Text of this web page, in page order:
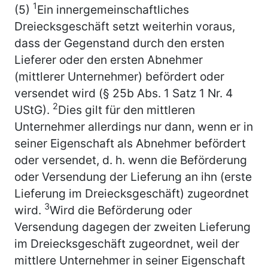
(5) 1Ein innergemeinschaftliches
Dreiecksgeschäft setzt weiterhin voraus,
dass der Gegenstand durch den ersten
Lieferer oder den ersten Abnehmer
(mittlerer Unternehmer) befördert oder
versendet wird (§ 25b Abs. 1 Satz 1 Nr. 4
UStG). 2Dies gilt für den mittleren
Unternehmer allerdings nur dann, wenn er in
seiner Eigenschaft als Abnehmer befördert
oder versendet, d. h. wenn die Beförderung
oder Versendung der Lieferung an ihn (erste
Lieferung im Dreiecksgeschäft) zugeordnet
wird. 3Wird die Beförderung oder
Versendung dagegen der zweiten Lieferung
im Dreiecksgeschäft zugeordnet, weil der
mittlere Unternehmer in seiner Eigenschaft